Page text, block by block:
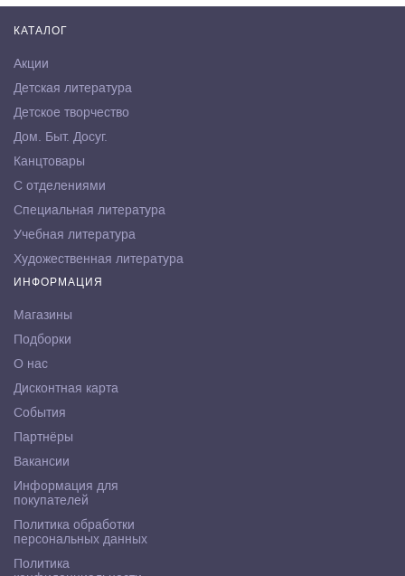
КАТАЛОГ
Акции
Детская литература
Детское творчество
Дом. Быт. Досуг.
Канцтовары
С отделениями
Специальная литература
Учебная литература
Художественная литература
ИНФОРМАЦИЯ
Магазины
Подборки
О нас
Дисконтная карта
События
Партнёры
Вакансии
Информация для
покупателей
Политика обработки
персональных данных
Политика